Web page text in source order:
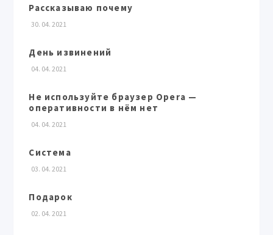
Рассказываю почему
30. 04. 2021
День извинений
04. 04. 2021
Не используйте браузер Opera —
оперативности в нём нет
04. 04. 2021
Система
03. 04. 2021
Подарок
02. 04. 2021